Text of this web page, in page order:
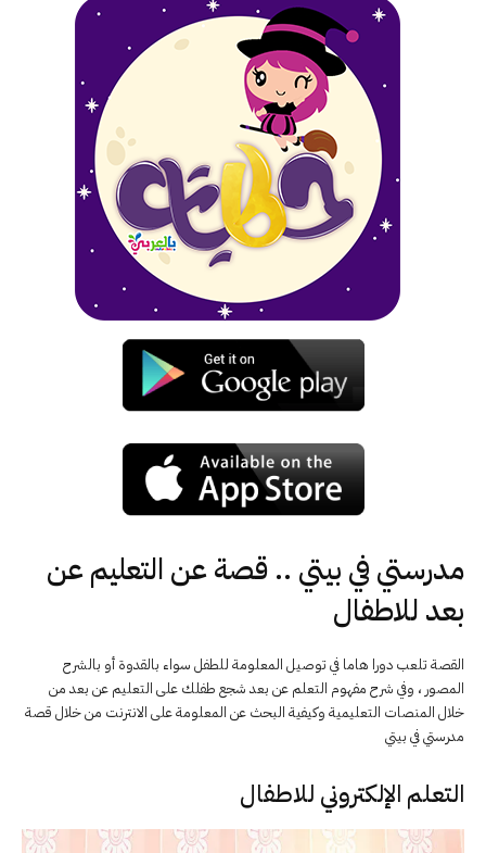
مدرستي في بيتي .. قصة عن التعليم عن
بعد للاطفال
القصة تلعب دورا هاما في توصيل المعلومة للطفل سواء بالقدوة أو بالشرح
المصور ، وفي شرح مفهوم التعلم عن بعد شجع طفلك على التعليم عن بعد من
خلال المنصات التعليمية وكيفية البحث عن المعلومة على الانترنت من خلال قصة
مدرستي في بيتي
التعلم الإلكتروني للاطفال